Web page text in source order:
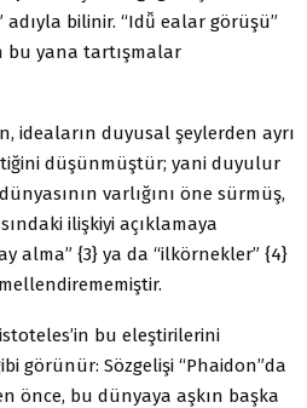
bilinir. “Idǚ ealar görüşü”
bu yana tartışmalar
ideaların duyusal şeylerden ayrı
düşünmüştür; yani duyulur
varlığını öne sürmüş,
ilişkiyi açıklamaya
alma” {3} ya da “ilkörnekler” {4}
bu eleştirilerini
görünür: Sözgelişi “Phaidon”da
önce, bu dünyaya aşkın başka